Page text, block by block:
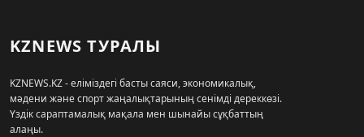
KZNEWS ТУРАЛЫ
KZNEWS.KZ - еліміздегі басты саяси, экономикалық,
мәдени және спорт жаңалықтарының сенімді дереккөзі.
Үздік сараптамалық мақала мен шынайы сұқбаттың
алаңы.